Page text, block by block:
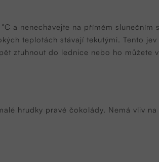
a nenechávejte na přímém slunečním
teplotách stávají tekutými. Tento
ztuhnout do lednice nebo ho můžete
hrudky pravé čokolády. Nemá vliv na